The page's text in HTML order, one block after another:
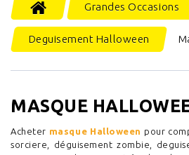
Grandes Occasions
Deguisement Halloween
MASQUE
Acheter masque Halloween pour
sorciere, déguisement zombie,